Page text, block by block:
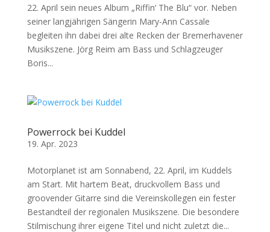
22. April sein neues Album „Riffin‘ The Blu“ vor. Neben
seiner langjährigen Sängerin Mary-Ann Cassale
begleiten ihn dabei drei alte Recken der Bremerhavener
Musikszene. Jörg Reim am Bass und Schlagzeuger
Boris...
Powerrock bei Kuddel
19. Apr. 2023
Motorplanet ist am Sonnabend, 22. April, im Kuddels
am Start. Mit hartem Beat, druckvollem Bass und
groovender Gitarre sind die Vereinskollegen ein fester
Bestandteil der regionalen Musikszene. Die besondere
Stilmischung ihrer eigene Titel und nicht zuletzt die...